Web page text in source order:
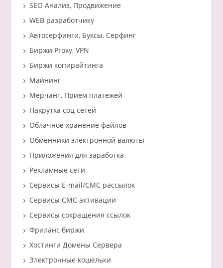
SEO Анализ, Продвижение
WEB разработчику
Автосерфинги, Буксы, Серфинг
Биржи Proxy, VPN
Биржи копирайтинга
Майнинг
Мерчант, Прием платежей
Накрутка соц сетей
Облачное хранение файлов
Обменники электронной валюты
Приложения для заработка
Рекламные сети
Сервисы E-mail/СМС рассылок
Сервисы СМС активации
Сервисы сокращения ссылок
Фриланс биржи
Хостинги Домены Сервера
Электронные кошельки